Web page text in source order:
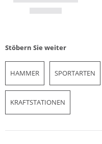
Stöbern Sie weiter
HAMMER SPORTARTEN
KRAFTSTATIONEN